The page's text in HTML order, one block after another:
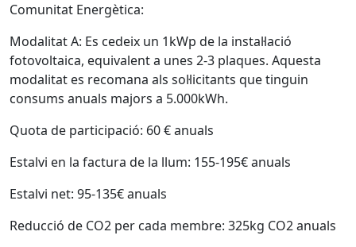
Comunitat Energètica:
Modalitat A: Es cedeix un 1kWp de la instal·lació
fotovoltaica, equivalent a unes 2-3 plaques. Aquesta
modalitat es recomana als sol·licitants que tinguin
consums anuals majors a 5.000kWh.
Quota de participació: 60 € anuals
Estalvi en la factura de la llum: 155-195€ anuals
Estalvi net: 95-135€ anuals
Reducció de CO2 per cada membre: 325kg CO2 anuals